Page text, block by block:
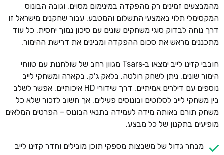
מהמבצעים זמינים רק מהפקדה במינימום מסוים, וגובה הבונוס
המקסימלי תלוי באמצעי התשלום והמטבע. עבור שחקנים מישראל זו
דרך נוחה לבדוק סוגי משחקים שונים עם סיכון נמוך יחסית, כל עוד
מתכננים מראש את סכום ההפקדה ומבינים את דרישת ההימור.
חובבי קזינו לייב ימצאו ב‑Tsars מגוון רחב של שולחנות עם טווחי
הימור שונים. ניתן לשחק רולטה, בלאק ג'ק, בקארה ומשחקי לייב
נוספים עם דילרים אמיתיים, דרך שידורי HD איכותיים. אפשר לשלב
בין משחקי לייב לסלוטים ובונוסים פעילים, אך חשוב לזכור שלא כל
משחק תורם באותה מידה לעמידה בתנאי הבונוס – הפרטים המלאים
מופיעים בתקנון של כל מבצע.
מבחר גדול של משבצות מספקי תוכן מובילים וחדר קזינו לייב